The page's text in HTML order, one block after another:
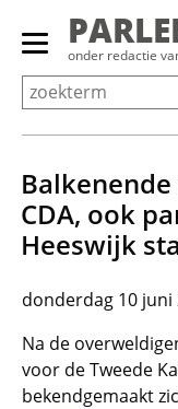
Overslaan
Primair
menu
tonen/verbergen
onder redactie
CDA, ook
Heeswijk
donderdag 10 juni
Na de
voor de Tweede
bekendgemaakt